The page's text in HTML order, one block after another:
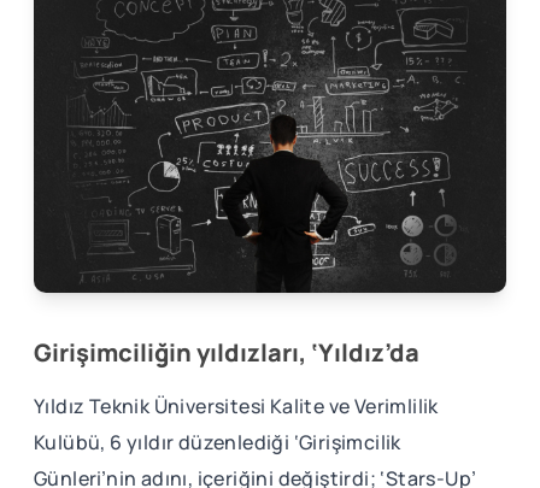
Girişimciliğin yıldızları, ‘Yıldız’da
Yıldız Teknik Üniversitesi Kalite ve Verimlilik
Kulübü, 6 yıldır düzenlediği ‘Girişimcilik
Günleri’nin adını, içeriğini değiştirdi; ‘Stars-Up’